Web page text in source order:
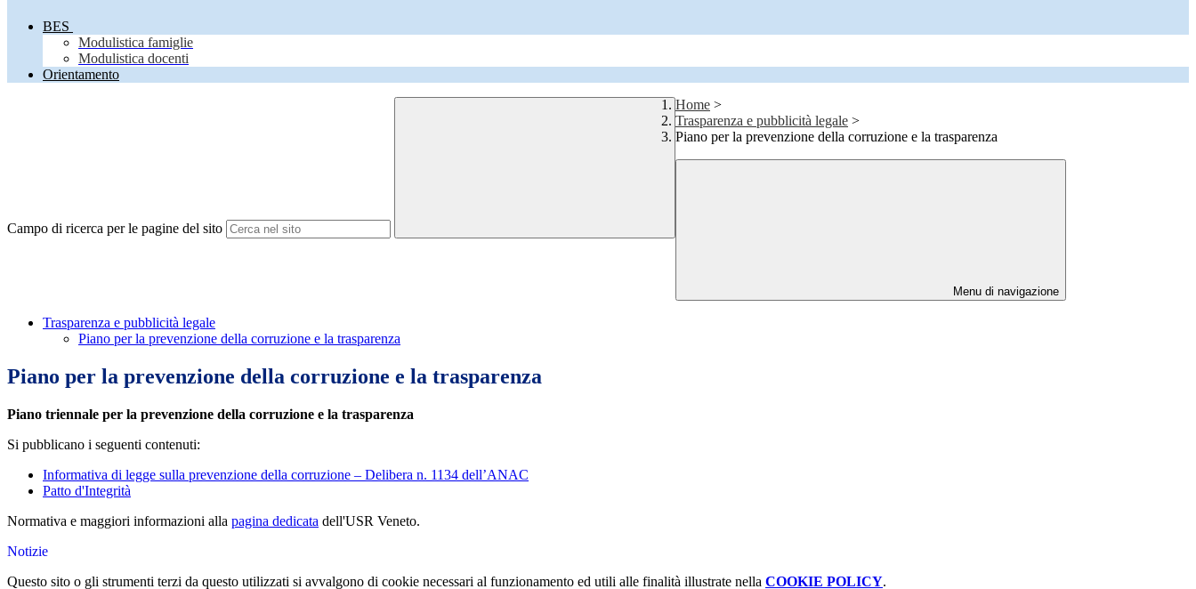
BES
Modulistica famiglie
Modulistica docenti
Orientamento
Campo di ricerca per le pagine del sito
Home >
Trasparenza e pubblicità legale >
Piano per la prevenzione della corruzione e la trasparenza
Menu di navigazione
Trasparenza e pubblicità legale
Piano per la prevenzione della corruzione e la trasparenza
Piano per la prevenzione della corruzione e la trasparenza
Piano triennale per la prevenzione della corruzione e la trasparenza
Si pubblicano i seguenti contenuti:
Informativa di legge sulla prevenzione della corruzione – Delibera n. 1134 dell’ANAC
Patto d'Integrità
Normativa e maggiori informazioni alla pagina dedicata dell'USR Veneto.
Notizie
Questo sito o gli strumenti terzi da questo utilizzati si avvalgono di cookie necessari al funzionamento ed utili alle finalità illustrate nella COOKIE POLICY.